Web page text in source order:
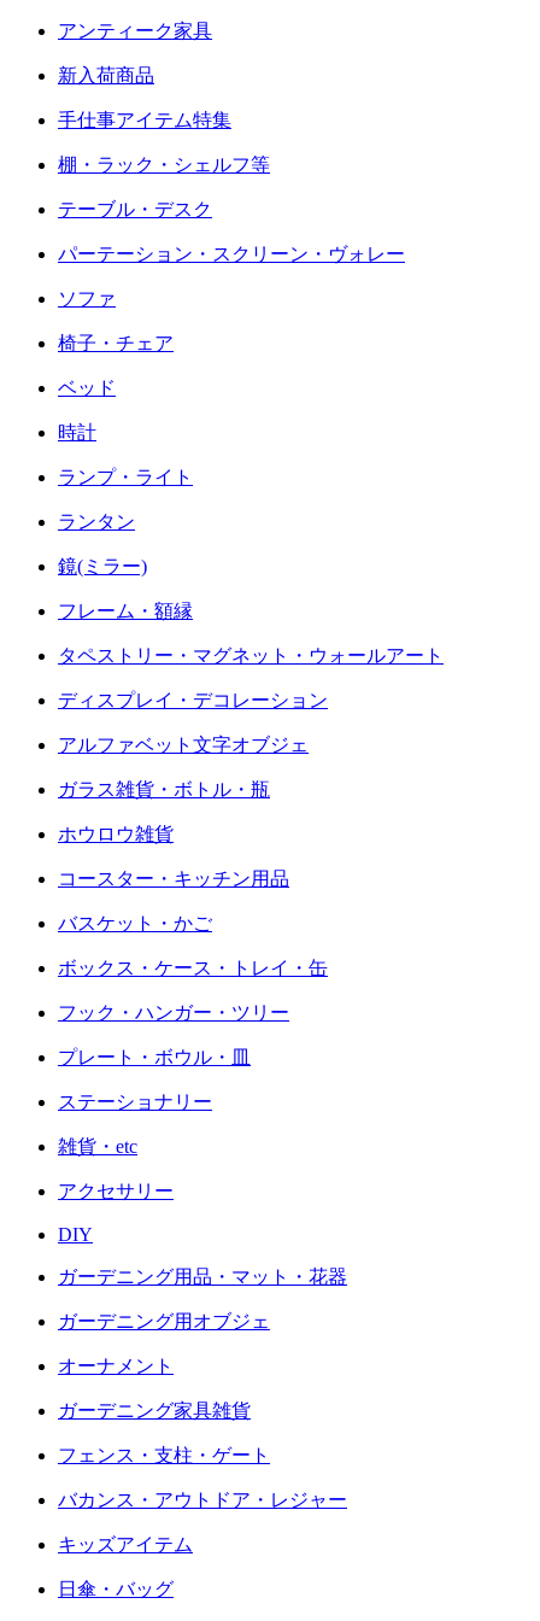
アンティーク家具
新入荷商品
手仕事アイテム特集
棚・ラック・シェルフ等
テーブル・デスク
パーテーション・スクリーン・ヴォレー
ソファ
椅子・チェア
ベッド
時計
ランプ・ライト
ランタン
鏡(ミラー)
フレーム・額縁
タペストリー・マグネット・ウォールアート
ディスプレイ・デコレーション
アルファベット文字オブジェ
ガラス雑貨・ボトル・瓶
ホウロウ雑貨
コースター・キッチン用品
バスケット・かご
ボックス・ケース・トレイ・缶
フック・ハンガー・ツリー
プレート・ボウル・皿
ステーショナリー
雑貨・etc
アクセサリー
DIY
ガーデニング用品・マット・花器
ガーデニング用オブジェ
オーナメント
ガーデニング家具雑貨
フェンス・支柱・ゲート
バカンス・アウトドア・レジャー
キッズアイテム
日傘・バッグ